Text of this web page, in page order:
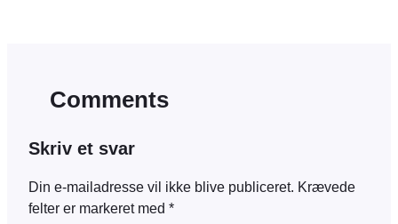
Comments
Skriv et svar
Din e-mailadresse vil ikke blive publiceret. Krævede
felter er markeret med *